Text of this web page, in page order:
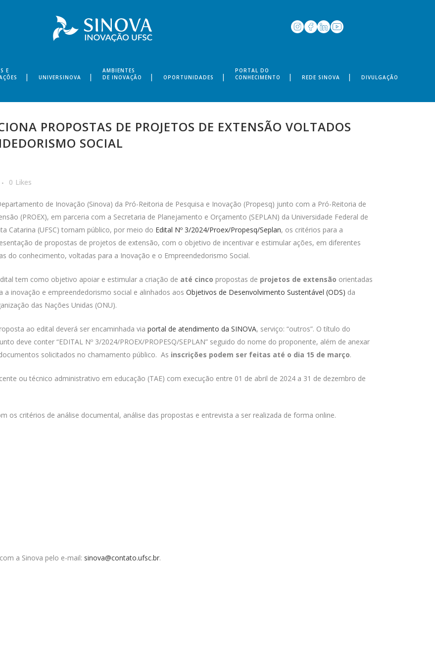
E
UNIVERSINOVA
AMBIENTES
DE INOVAÇÃO
OPORTUNIDADES
PORTAL DO
CONHECIMENTO
REDE SINOVA DIVULGAÇÃO
PROPOSTAS DE PROJETOS DE EXTENSÃO VOLTADOS
SOCIAL
0 Likes
de Inovação (Sinova) da Pró-Reitoria de Pesquisa e Inovação (Propesq) junto com a Pró-Reitoria de
(PROEX), em parceria com a Secretaria de Planejamento e Orçamento (SEPLAN) da Universidade Federal de
Catarina (UFSC) tornam público, por meio do Edital Nº 3/2024/Proex/Propesq/Seplan, os critérios para a
de propostas de projetos de extensão, com o objetivo de incentivar e estimular ações, em diferentes
do conhecimento, voltadas para a Inovação e o Empreendedorismo Social.
tem como objetivo apoiar e estimular a criação de até cinco propostas de projetos de extensão orientadas
a inovação e empreendedorismo social e alinhados aos Objetivos de Desenvolvimento Sustentável (ODS) da
das Nações Unidas (ONU).
ao edital deverá ser encaminhada via portal de atendimento da SINOVA, serviço: “outros”. O título do
deve conter “EDITAL Nº 3/2024/PROEX/PROPESQ/SEPLAN” seguido do nome do proponente, além de anexar
solicitados no chamamento público. As inscrições podem ser feitas até o dia 15 de março.
ou técnico administrativo em educação (TAE) com execução entre 01 de abril de 2024 a 31 de dezembro de
os critérios de análise documental, análise das propostas e entrevista a ser realizada de forma online.
a Sinova pelo e-mail: sinova@contato.ufsc.br.